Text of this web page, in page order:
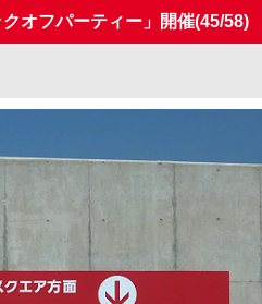
オフパーティー」開催(45/58)